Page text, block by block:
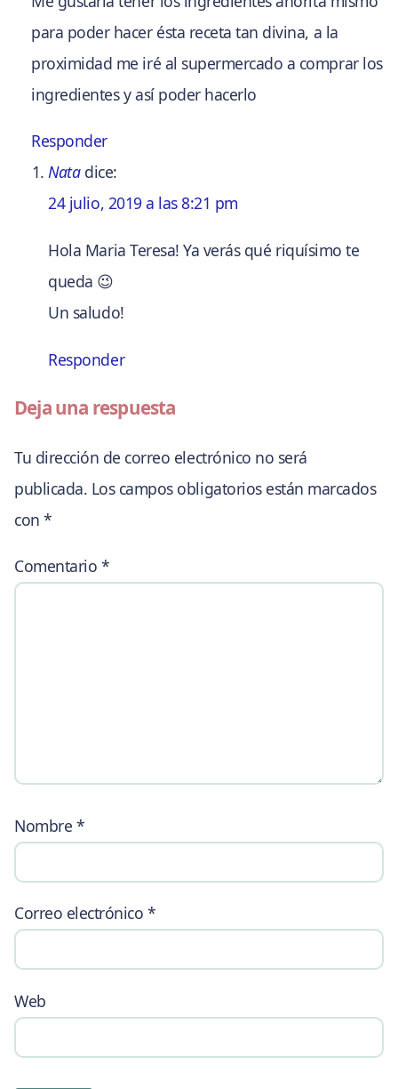
para poder hacer ésta receta tan divina, a la
proximidad me iré al supermercado a comprar los
ingredientes y así poder hacerlo
Responder
Nata dice:
24 julio, 2019 a las 8:21 pm
Hola Maria Teresa! Ya verás qué riquísimo te
queda 😉
Un saludo!
Responder
Deja una respuesta
Tu dirección de correo electrónico no será
publicada. Los campos obligatorios están marcados
con*
Comentario *
Nombre *
Correo electrónico *
Web